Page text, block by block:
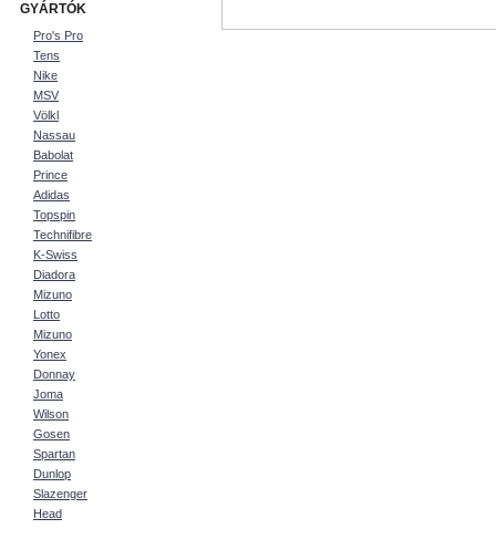
GYÁRTÓK
Pro's Pro
Tens
Nike
MSV
Völkl
Nassau
Babolat
Prince
Adidas
Topspin
Technifibre
K-Swiss
Diadora
Mizuno
Lotto
Mizuno
Yonex
Donnay
Joma
Wilson
Gosen
Spartan
Dunlop
Slazenger
Head